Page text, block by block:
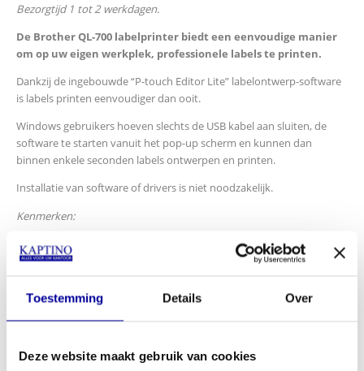
Toestemming Details Over
Deze website maakt gebruik van cookies
Bezorgtijd 1 tot 2 werkdagen.
De Brother QL-700 labelprinter biedt een eenvoudige manier
om op uw eigen werkplek, professionele labels te printen.
Dankzij de ingebouwde “P-touch Editor Lite” labelontwerp-software
is labels printen eenvoudiger dan ooit.
Windows gebruikers hoeven slechts de USB kabel aan sluiten, de
software te starten vanuit het pop-up scherm en kunnen dan
binnen enkele seconden labels ontwerpen en printen.
Installatie van software of drivers is niet noodzakelijk.
Kenmerken:
Afdruksnelheid tot 150 mm/sec en 93 labels/min.
Afdrukresolutie 300 dpi
Automatische tapesnijder
USB Interface